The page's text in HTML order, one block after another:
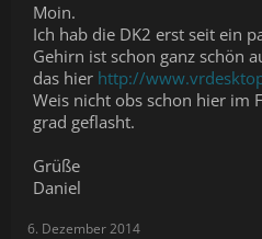
Moin.
Ich hab die DK2 erst seit ein
Gehirn ist schon ganz schön
das hier http://
Weis nicht obs schon hier im
grad geflasht.
Grüße
Daniel
6. Dezember 2014